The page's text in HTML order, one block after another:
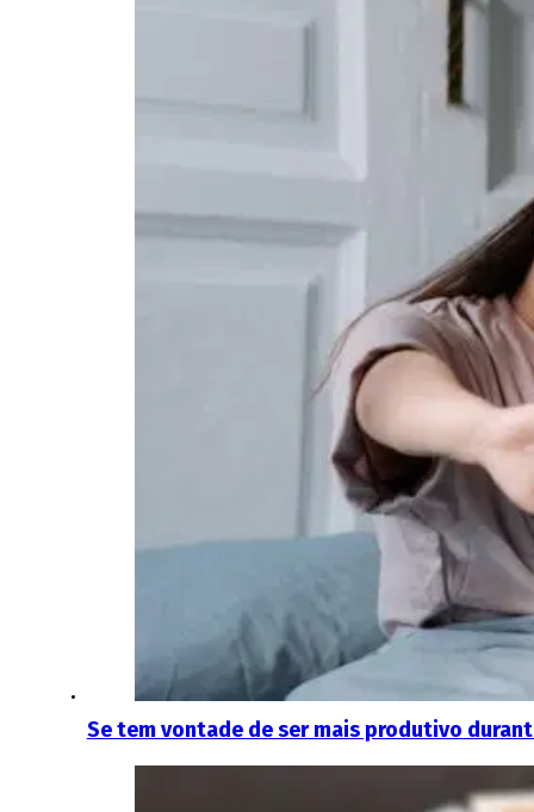
Se tem vontade de ser mais produtivo